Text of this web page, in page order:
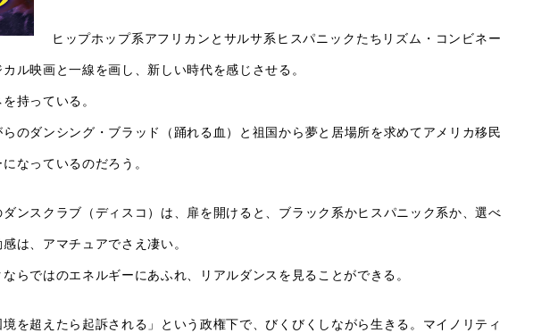
ヒップホップ系アフリカンとサルサ系ヒスパニックたちリズム・コンビネー
ル映画と一線を画し、新しい時代を感じさせる。
持っている。
のダンシング・ブラッド（踊れる血）と祖国から夢と居場所を求めてアメリカ移民
なっているのだろう。
ンスクラブ（ディスコ）は、扉を開けると、ブラック系かヒスパニック系か、選べ
は、アマチュアでさえ凄い。
らではのエネルギーにあふれ、リアルダンスを見ることができる。
を超えたら起訴される」という政権下で、びくびくしながら生きる。マイノリティ